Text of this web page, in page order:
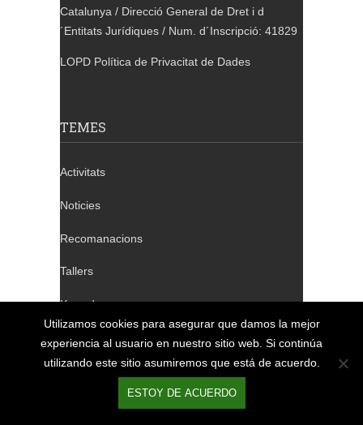
Catalunya / Direcció General de Dret i d
´Entitats Jurídiques / Num. d´Inscripció: 41829
LOPD Política de Privacitat de Dades
TEMES
Activitats
Noticies
Recomanacions
Tallers
Xerrades
TELÈFONS DE CONTACTE
Utilizamos cookies para asegurar que damos la mejor
experiencia al usuario en nuestro sitio web. Si continúa
utilizando este sitio asumiremos que está de acuerdo.
ESTOY DE ACUERDO